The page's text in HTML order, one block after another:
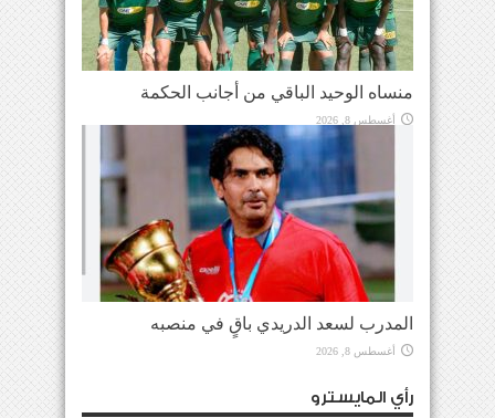
منساه الوحيد الباقي من أجانب الحكمة
أغسطس 8, 2026
المدرب لسعد الدريدي باقٍ في منصبه
أغسطس 8, 2026
رأي المايسترو